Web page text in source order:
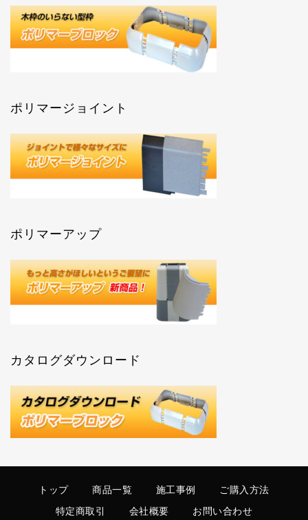
ポリマージョイント
ポリマーアップ
カタログダウンロード
トップ 商品一覧 施工事例 ご購入方法
特定商取引 会社概要 お問い合わせ